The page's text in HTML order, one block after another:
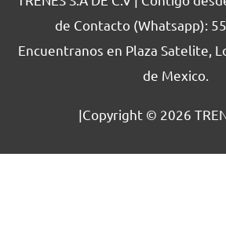
de Contacto (Whatsapp):
Encuentranos en Plaza Satelite,
de Mexico.
|Copyright © 2026